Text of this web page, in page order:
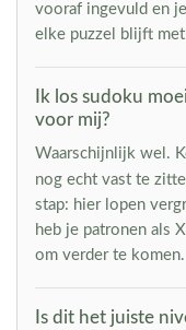
vooraf ingevuld en
elke puzzel blijft
Ik los sudoku
voor mij?
Waarschijnlijk wel.
nog echt vast te
stap: hier lopen
heb je patronen als
om verder te komen.
Is dit het juiste